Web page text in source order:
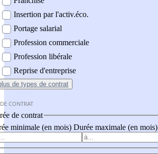
Insertion par l'activ.éco.
Portage salarial
Profession commerciale
Profession libérale
Reprise d'entreprise
de types de contrat
CONTRAT
de contrat
minimale (en mois) Durée maximale (en mois)